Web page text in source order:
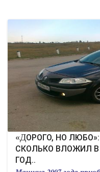
«ДОРОГО, НО ЛЮБО»: ВЛАДЕЛЕЦ РАССКАЗАЛ,
СКОЛЬКО ВЛОЖИЛ В
ГОД..